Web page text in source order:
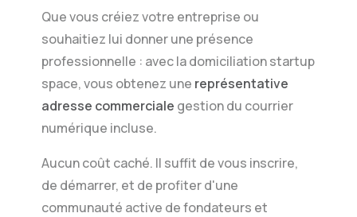
Que vous créiez votre entreprise ou
souhaitiez lui donner une présence
professionnelle : avec la domiciliation startup
space, vous obtenez une représentative
adresse commerciale gestion du courrier
numérique incluse.
Aucun coût caché. Il suffit de vous inscrire,
de démarrer, et de profiter d'une
communauté active de fondateurs et